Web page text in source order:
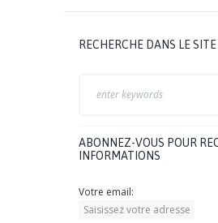
RECHERCHE DANS LE SITE
ABONNEZ-VOUS POUR
INFORMATIONS
Votre email: